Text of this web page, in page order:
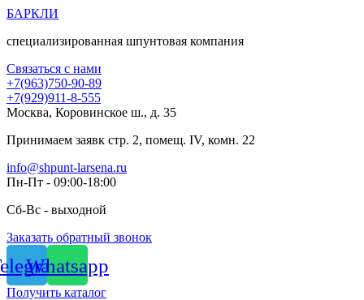
Перейти
содержимому
БАРКЛИ
специализированная шпунтовая компания
Связаться с нами
+7(963)750-90-89
+7(929)911-8-555
Москва, Коровинское ш., д. 35
Принимаем заявк стр. 2, помещ. IV, комн. 22
info@shpunt-larsena.ru
Пн-Пт - 09:00-18:00
Сб-Вс - выходной
Заказать обратный звонок
Whatsapp
Получить каталог